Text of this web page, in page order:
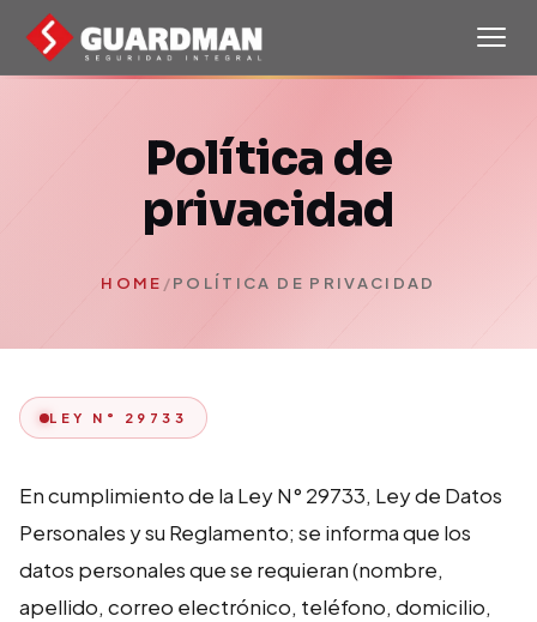
Política de
privacidad
HOME /POLÍTICA DE PRIVACIDAD
LEY N° 29733
En cumplimiento de la Ley N° 29733, Ley de Datos
Personales y su Reglamento; se informa que los
datos personales que se requieran (nombre,
apellido, correo electrónico, teléfono, domicilio,